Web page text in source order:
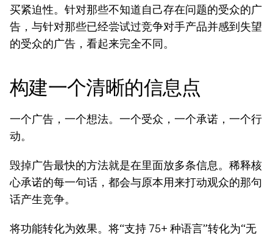
买紧迫性。针对那些不知道自己存在问题的受众的广
告，与针对那些已经尝试过竞争对手产品并感到失望
的受众的广告，看起来完全不同。
构建一个清晰的信息点
一个广告，一个想法。一个受众，一个承诺，一个行
动。
毁掉广告最快的方法就是在里面放多条信息。稀释核
心承诺的每一句话，都会与原本用来打动观众的那句
话产生竞争。
将功能转化为效果。将“支持 75+ 种语言”转化为“无